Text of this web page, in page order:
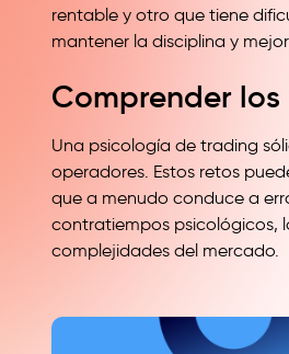
rentable y otro que tiene
mantener la disciplina y
Comprender
Una psicología de trading
operadores. Estos retos
que a menudo conduce a
contratiempos psicológicos,
complejidades del mercado.